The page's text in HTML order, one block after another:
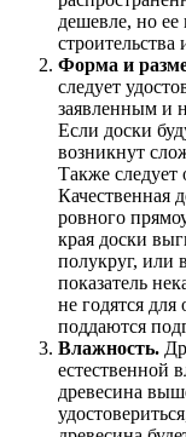
дешевле, но ее
строительства
Форма и
следует
заявленным и
Если доски
возникнут
Также следует
Качественная
ровного
края доски
полукруг, или
показатель
не годятся для
поддаются
Влажность.
естественной
древесина